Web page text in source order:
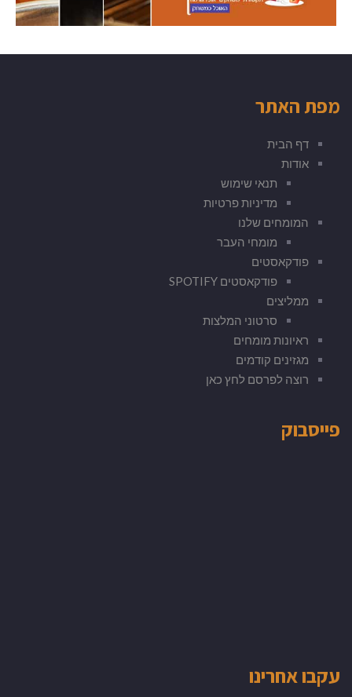
מפת האתר
דף הבית
אודות
תנאי שימוש
מדיניות פרטיות
המומחים שלנו
מומחי העבר
פודקאסטים
פודקאסטים SPOTIFY
ממליצים
סרטוני המלצות
ראיונות מומחים
מגזינים קודמים
רוצה לפרסם לחץ כאן
פייסבוק
עקבו אחרינו